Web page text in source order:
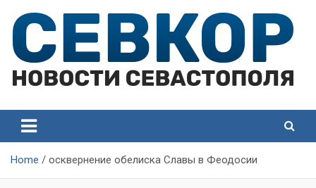
content
Севастополя
Севастополя
Home осквернение обелиска Славы в Феодосии